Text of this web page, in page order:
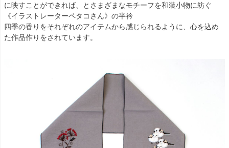
に映すことができれば、とさまざまなモチーフを和装小物に紡ぐ
《イラストレーターペタコさん》の半衿
四季の香りをそれぞれのアイテムから感じられるように、心を込め
た作品作りをされています。